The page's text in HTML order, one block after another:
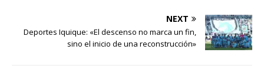
NEXT
Deportes Iquique: «El descenso no marca un fin,
sino el inicio de una reconstrucción»